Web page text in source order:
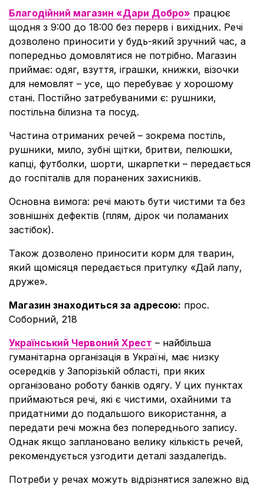
Благодійний магазин «Дари Добро» працює
щодня з 9:00 до 18:00 без перерв і вихідних. Речі
дозволено приносити у будь-який зручний час, а
попередньо домовлятися не потрібно. Магазин
приймає: одяг, взуття, іграшки, книжки, візочки
для немовлят – усе, що перебуває у хорошому
стані. Постійно затребуваними є: рушники,
постільна білизна та посуд.
Частина отриманих речей – зокрема постіль,
рушники, мило, зубні щітки, бритви, пелюшки,
капці, футболки, шорти, шкарпетки – передається
до госпіталів для поранених захисників.
Основна вимога: речі мають бути чистими та без
зовнішніх дефектів (плям, дірок чи поламаних
застібок).
Також дозволено приносити корм для тварин,
який щомісяця передається притулку «Дай лапу,
друже».
Магазин знаходиться за адресою: прос.
Соборний, 218
Український Червоний Хрест – найбільша
гуманітарна організація в Україні, має низку
осередків у Запорізькій області, при яких
організовано роботу банків одягу. У цих пунктах
приймаються речі, які є чистими, охайними та
придатними до подальшого використання, а
передати речі можна без попереднього запису.
Однак якщо заплановано велику кількість речей,
рекомендується узгодити деталі заздалегідь.
Потреби у речах можуть відрізнятися залежно від